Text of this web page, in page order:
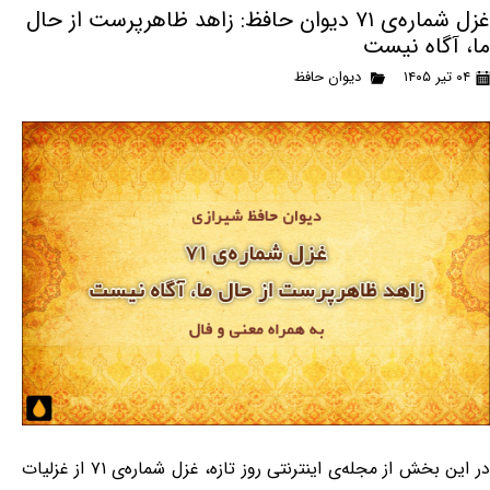
غزل شماره‌ی ۷۱ دیوان حافظ: زاهد ظاهرپرست از حال
ما، آگاه نیست
۰۴ تیر ۱۴۰۵ دیوان حافظ
در این بخش از مجله‌ی اینترنتی روز تازه، غزل شماره‌ی ۷۱ از غزلیات